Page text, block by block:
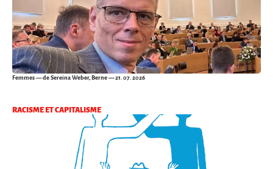
Femmes— de Sereina Weber, Berne — 21. 07. 2026
RACISME ET CAPITALISME